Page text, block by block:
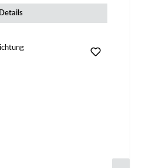
Details